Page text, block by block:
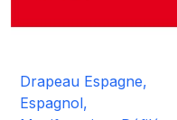
Drapeau Espagne,
Espagnol,